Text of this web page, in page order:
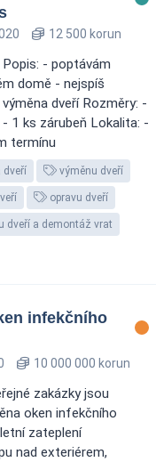
12 500 korun
- poptávám
domě - nejspíš
dveří Rozměry: -
1 ks zárubeň Lokalita: -
termínu
dveří výměnu dveří
opravu dveří
dveří a demontáž vrat
infekčního
10 000 000 korun
zakázky jsou
oken infekčního
zateplení
nad exteriérem,